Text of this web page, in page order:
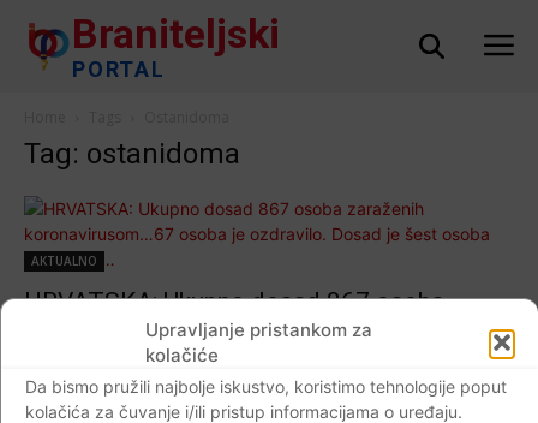
Upravljanje pristankom za
kolačiće
Da bismo pružili najbolje iskustvo, koristimo tehnologije poput
kolačića za čuvanje i/ili pristup informacijama o uređaju.
Braniteljski
PORTAL
Tag: ostanidoma
AKTUALNO
HRVATSKA: Ukupno dosad 867 osoba
zaraženih koronavirusom…67 osoba je
ozdravilo. Dosad je šest osoba preminulo…
Braniteljski portal - 31.03.2020 0